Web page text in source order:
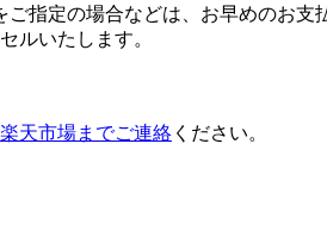
指定の場合などは、お早めのお支
ルいたします。
楽天市場までご連絡 ください。